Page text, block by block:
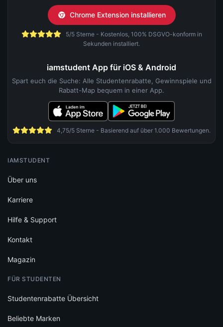
Chrome Extension installieren
5/5 Sterne - Kostenlos, 100% DSGVO-konform in
Sekunden installiert.
iamstudent App für iOS & Android
Spart euch die Suche: Alle Studentenrabatte, Gewinnspiele und
Rabatt-Map bequem in einer App.
4,75/5 Sterne - Basierend auf über 1.000 Bewertungen.
IAMSTUDENT
Über uns
Karriere
Hilfe & Support
Kontakt
Magazin
FÜR STUDENTEN
Studentenrabatte Übersicht
Beliebte Marken